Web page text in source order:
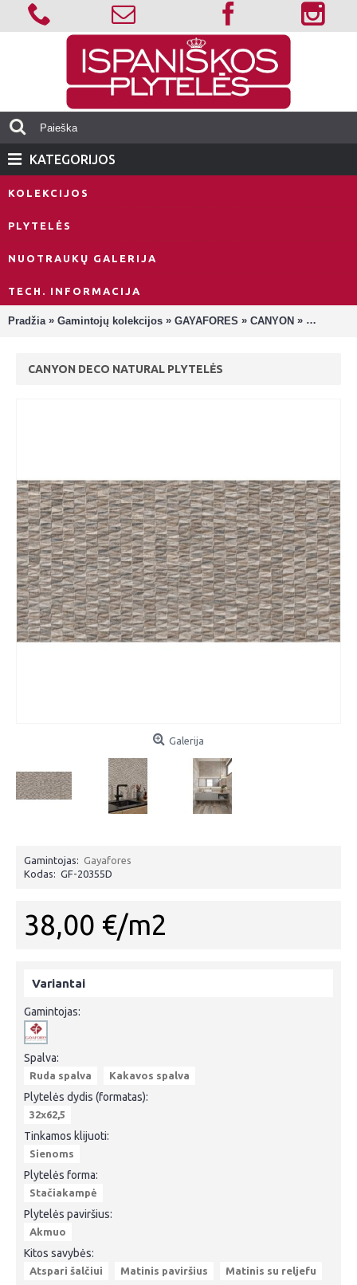
KATEGORIJOS
KOLEKCIJOS
PLYTELĖS
NUOTRAUKŲ GALERIJA
TECH. INFORMACIJA
Pradžia » Gamintojų kolekcijos » GAYAFORES » CANYON » Canyon
CANYON DECO NATURAL PLYTELĖS
Galerija
Gamintojas: Gayafores
Kodas: GF-20355D
38,00 €/m2
Variantai
Gamintojas:
Spalva:
Ruda spalva Kakavos spalva
Plytelės dydis (formatas):
32x62,5
Tinkamos klijuoti:
Sienoms
Plytelės forma:
Stačiakampė
Plytelės paviršius:
Akmuo
Kitos savybės:
Atspari šalčiui Matinis paviršius Matinis su reljefu